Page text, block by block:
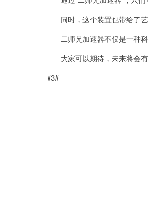
同时，这个装置也带给了艺
二师兄加速器不仅是一种科
大家可以期待，未来将会有
#3#